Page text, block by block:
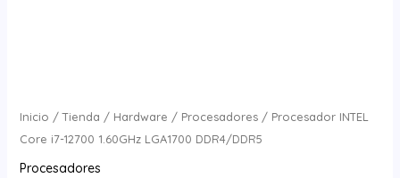
Inicio /Tienda / Hardware / Procesadores/ Procesador INTEL
Core i7-12700 1.60GHz LGA1700 DDR4/DDR5
Procesadores